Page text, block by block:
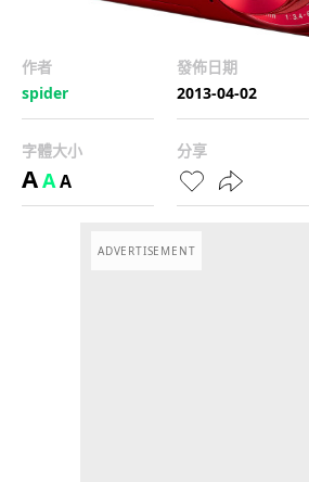
作者
spider
發佈日期
2013-04-02
字體大小
AAA
分享
ADVERTISEMENT